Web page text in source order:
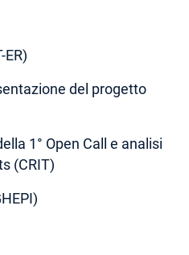
del progetto
1° Open Call e analisi
(CRIT)